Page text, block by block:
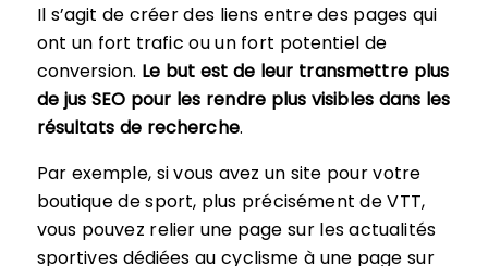
Il s’agit de créer des liens entre des pages qui
ont un fort trafic ou un fort potentiel de
conversion. Le but est de leur transmettre plus
de jus SEO pour les rendre plus visibles dans les
résultats de recherche.
Par exemple, si vous avez un site pour votre
boutique de sport, plus précisément de VTT,
vous pouvez relier une page sur les actualités
sportives dédiées au cyclisme à une page sur